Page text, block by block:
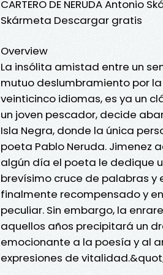
CARTERO DE NERUDA Antonio
Skármeta Descargar gratis
Overview
La insólita amistad entre un
mutuo deslumbramiento por
veinticinco idiomas, es ya un
un joven pescador, decide
Isla Negra, donde la única
poeta Pablo Neruda. Jimenez
algún día el poeta le dedique
brevísimo cruce de palabras y
finalmente recompensado y
peculiar. Sin embargo, la
aquellos años precipitará un
emocionante a la poesía y al
expresiones de